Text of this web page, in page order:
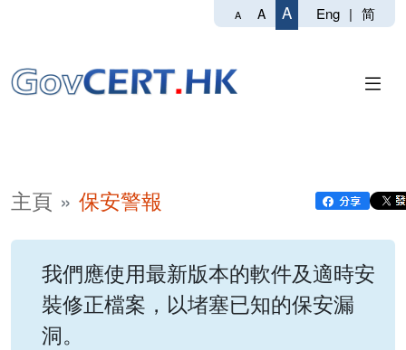
A A A Eng | 简
主頁 保安警報
我們應使用最新版本的軟件及適時安
裝修正檔案，以堵塞已知的保安漏
洞。